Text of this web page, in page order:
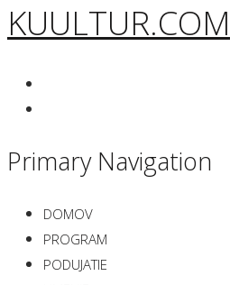
KUULTUR.COM
Primary Navigation
DOMOV
PROGRAM
PODUJATIE